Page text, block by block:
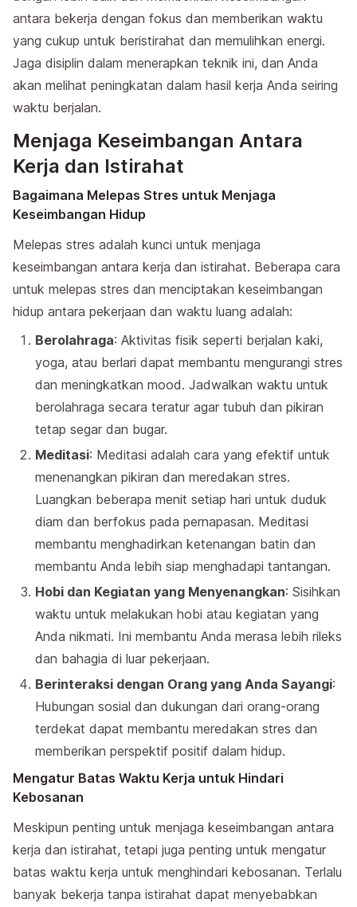
antara bekerja dengan fokus dan memberikan waktu
yang cukup untuk beristirahat dan memulihkan energi.
Jaga disiplin dalam menerapkan teknik ini, dan Anda
akan melihat peningkatan dalam hasil kerja Anda seiring
waktu berjalan.
Menjaga Keseimbangan Antara
Kerja dan Istirahat
Bagaimana Melepas Stres untuk Menjaga
Keseimbangan Hidup
Melepas stres adalah kunci untuk menjaga
keseimbangan antara kerja dan istirahat. Beberapa cara
untuk melepas stres dan menciptakan keseimbangan
hidup antara pekerjaan dan waktu luang adalah:
Berolahraga: Aktivitas fisik seperti berjalan kaki,
yoga, atau berlari dapat membantu mengurangi stres
dan meningkatkan mood. Jadwalkan waktu untuk
berolahraga secara teratur agar tubuh dan pikiran
tetap segar dan bugar.
Meditasi: Meditasi adalah cara yang efektif untuk
menenangkan pikiran dan meredakan stres.
Luangkan beberapa menit setiap hari untuk duduk
diam dan berfokus pada pernapasan. Meditasi
membantu menghadirkan ketenangan batin dan
membantu Anda lebih siap menghadapi tantangan.
Hobi dan Kegiatan yang Menyenangkan: Sisihkan
waktu untuk melakukan hobi atau kegiatan yang
Anda nikmati. Ini membantu Anda merasa lebih rileks
dan bahagia di luar pekerjaan.
Berinteraksi dengan Orang yang Anda Sayangi:
Hubungan sosial dan dukungan dari orang-orang
terdekat dapat membantu meredakan stres dan
memberikan perspektif positif dalam hidup.
Mengatur Batas Waktu Kerja untuk Hindari
Kebosanan
Meskipun penting untuk menjaga keseimbangan antara
kerja dan istirahat, tetapi juga penting untuk mengatur
batas waktu kerja untuk menghindari kebosanan. Terlalu
banyak bekerja tanpa istirahat dapat menyebabkan